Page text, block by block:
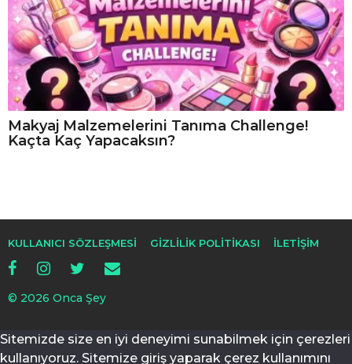
Makyaj Malzemelerini Tanıma Challenge!
Kaçta Kaç Yapacaksın?
KULLANICI SÖZLEŞMESI GIZLILIK POLITIKASI İLETIŞIM
© 2026 Onca Şey
Sitemizde size en iyi deneyimi sunabilmek için çerezleri
kullanıyoruz. Sitemize giriş yaparak çerez kullanımını